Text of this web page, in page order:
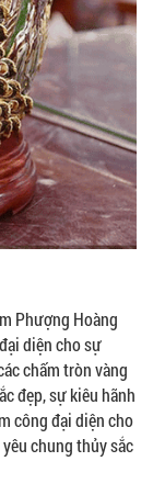
Phượng Hoàng
diện cho sự
chấm tròn vàng
đẹp, sự kiêu hãnh
công đại diện cho
chung thủy sắc